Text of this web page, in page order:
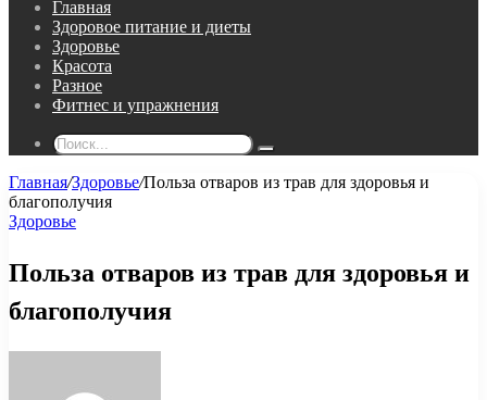
Главная
Здоровое питание и диеты
Здоровье
Красота
Разное
Фитнес и упражнения
Поиск...
Главная/Здоровье/Польза отваров из трав для здоровья и
благополучия
Здоровье
Польза отваров из трав для здоровья и
благополучия